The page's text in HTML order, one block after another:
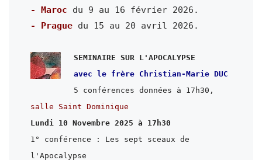
- Maroc
- Prague du 15 au 20 avril 2026.
avec le frère Christian-Marie DUC
salle Saint Dominique
1° conférence : Les sept sceaux de